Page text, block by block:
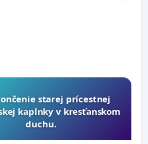
starej prícestnej
kaplnky v kresťanskom
duchu.